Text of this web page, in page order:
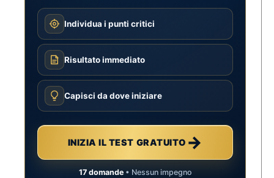
Individua i punti critici
Risultato immediato
Capisci da dove iniziare
INIZIA IL TEST GRATUITO →
17 domande• Nessun impegno